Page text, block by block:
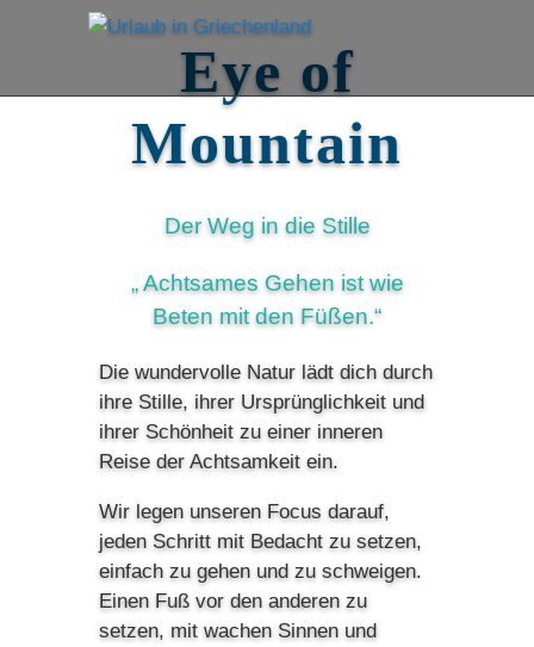
Eye of
Mountain
Der Weg in die Stille
„ Achtsames Gehen ist wie
Beten mit den Füßen.“
Die wundervolle Natur lädt dich durch
ihre Stille, ihrer Ursprünglichkeit und
ihrer Schönheit zu einer inneren
Reise der Achtsamkeit ein.
Wir legen unseren Focus darauf,
jeden Schritt mit Bedacht zu setzen,
einfach zu gehen und zu schweigen.
Einen Fuß vor den anderen zu
setzen, mit wachen Sinnen und